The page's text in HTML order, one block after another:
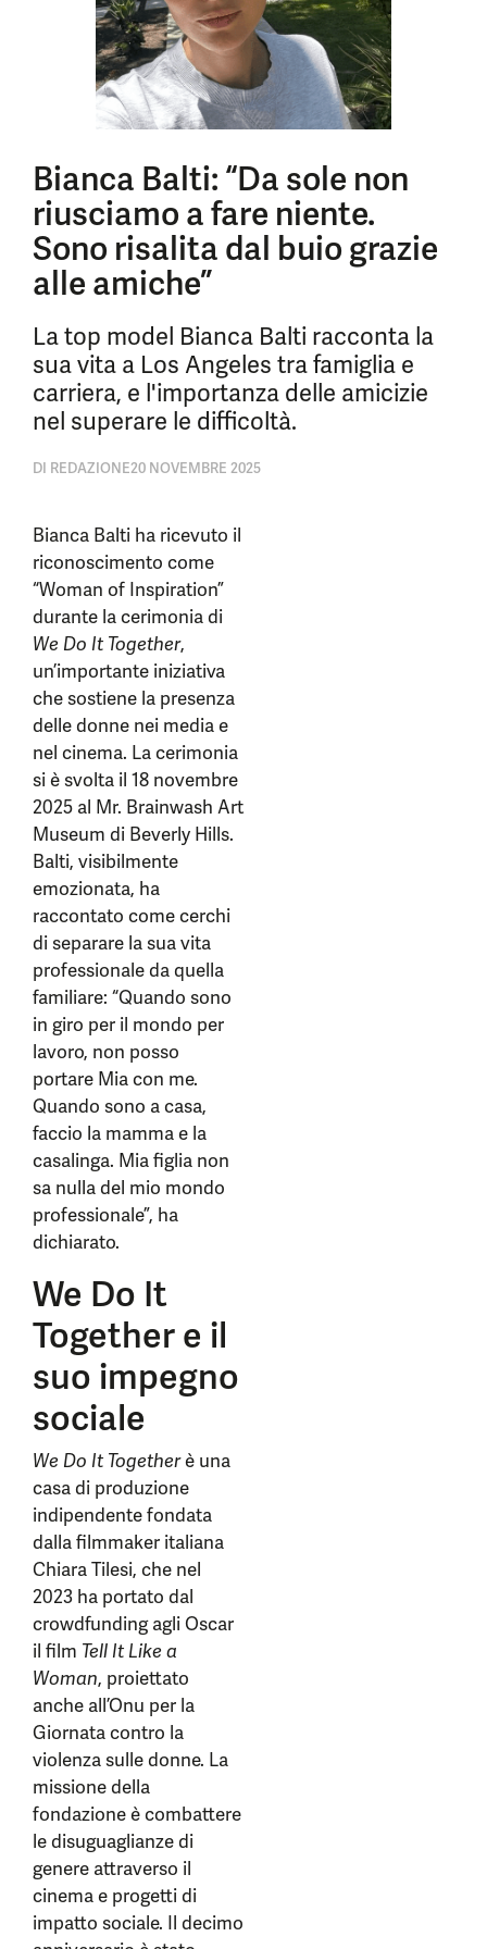
Bianca Balti: “Da sole non
riusciamo a fare niente.
Sono risalita dal buio grazie
alle amiche”
La top model Bianca Balti racconta la
sua vita a Los Angeles tra famiglia e
carriera, e l'importanza delle amicizie
nel superare le difficoltà.
DI REDAZIONE20 NOVEMBRE 2025
Bianca Balti ha ricevuto il
riconoscimento come
“Woman of Inspiration”
durante la cerimonia di
We Do It Together,
un’importante iniziativa
che sostiene la presenza
delle donne nei media e
nel cinema. La cerimonia
si è svolta il 18 novembre
2025 al Mr. Brainwash Art
Museum di Beverly Hills.
Balti, visibilmente
emozionata, ha
raccontato come cerchi
di separare la sua vita
professionale da quella
familiare: “Quando sono
in giro per il mondo per
lavoro, non posso
portare Mia con me.
Quando sono a casa,
faccio la mamma e la
casalinga. Mia figlia non
sa nulla del mio mondo
professionale”, ha
dichiarato.
We Do It
Together e il
suo impegno
sociale
We Do It Togetherè una
casa di produzione
indipendente fondata
dalla filmmaker italiana
Chiara Tilesi, che nel
2023 ha portato dal
crowdfunding agli Oscar
il film Tell It Like a
Woman, proiettato
anche all’Onu per la
Giornata contro la
violenza sulle donne. La
missione della
fondazione è combattere
le disuguaglianze di
genere attraverso il
cinema e progetti di
impatto sociale. Il decimo